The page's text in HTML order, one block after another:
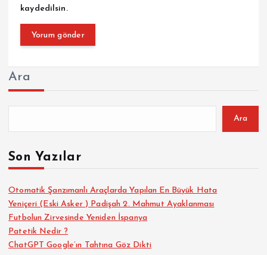
kaydedilsin.
Ara
Ara
Son Yazılar
Otomatik Şanzımanlı Araçlarda Yapılan En Büyük Hata
Yeniçeri (Eski Asker ) Padişah 2. Mahmut Ayaklanması
Futbolun Zirvesinde Yeniden İspanya
Patetik Nedir ?
ChatGPT Google’ın Tahtına Göz Dikti